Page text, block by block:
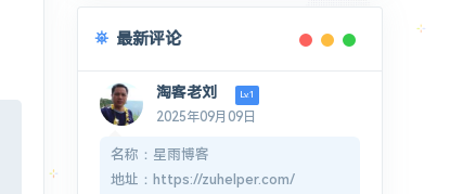
最新评论
淘客老刘 Lv.1
2025年09月09日
名称：星雨博客
地址：https://zuhelper.com/